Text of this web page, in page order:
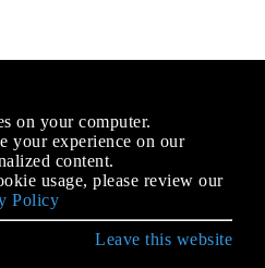
on your computer.
your experience on our
content.
usage, please review our
Policy
Leave this website